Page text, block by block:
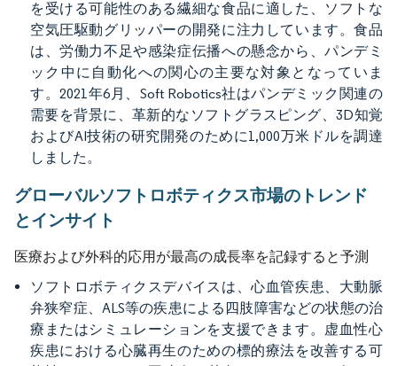
を受ける可能性のある繊細な食品に適した、ソフトな
空気圧駆動グリッパーの開発に注力しています。食品
は、労働力不足や感染症伝播への懸念から、パンデミ
ック中に自動化への関心の主要な対象となっていま
す。2021年6月、Soft Robotics社はパンデミック関連の
需要を背景に、革新的なソフトグラスピング、3D知覚
およびAI技術の研究開発のために1,000万米ドルを調達
しました。
グローバルソフトロボティクス市場のトレンド
とインサイト
医療および外科的応用が最高の成長率を記録すると予測
ソフトロボティクスデバイスは、心血管疾患、大動脈
弁狭窄症、ALS等の疾患による四肢障害などの状態の治
療またはシミュレーションを支援できます。虚血性心
疾患における心臓再生のための標的療法を改善する可